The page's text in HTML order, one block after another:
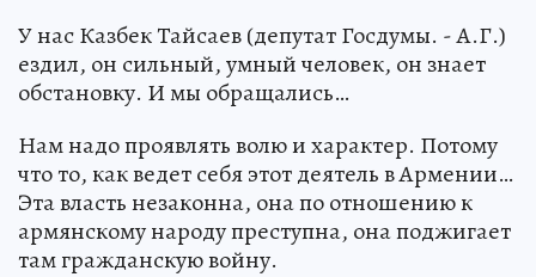
У нас Казбек Тайсаев (депутат Госдумы. - А.Г.)
ездил, он сильный, умный человек, он знает
обстановку. И мы обращались…
Нам надо проявлять волю и характер. Потому
что то, как ведет себя этот деятель в Армении…
Эта власть незаконна, она по отношению к
армянскому народу преступна, она поджигает
там гражданскую войну.